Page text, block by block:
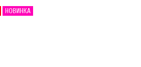
НОВИНКА